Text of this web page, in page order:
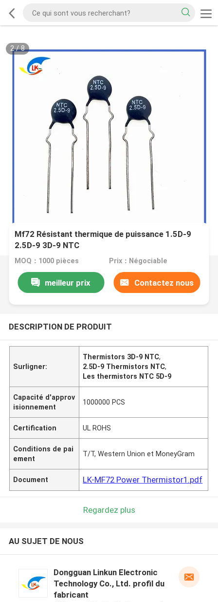
2/8
Mf72 Résistant thermique de puissance 1.5D-9
2.5D-9 3D-9 NTC
MOQ：1000 pièces Prix：Négociable
meilleur prix Contactez nous
DESCRIPTION DE PRODUIT
Surligner:
Thermistors 3D-9 NTC,
2.5D-9 Thermistors NTC,
Les thermistors NTC 5D-9
Capacité d'approv
isionnement
1000000 PCS
Certification UL ROHS
Conditions de pai
ement
T/T, Western Union et MoneyGram
Document LK-MF72 Power Thermistor1.pdf
Regardez plus
AU SUJET DE NOUS
Dongguan Linkun Electronic
Technology Co., Ltd. profil du
fabricant